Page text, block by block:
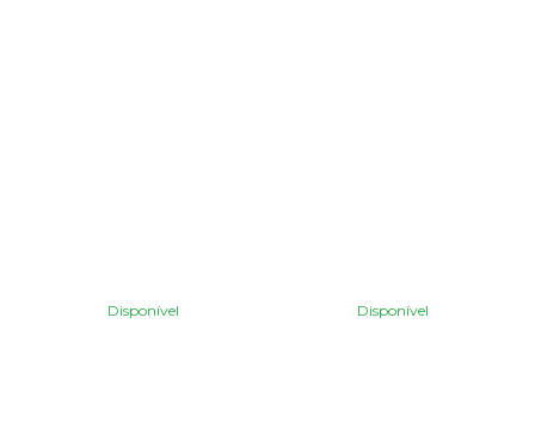
Disponível Disponível